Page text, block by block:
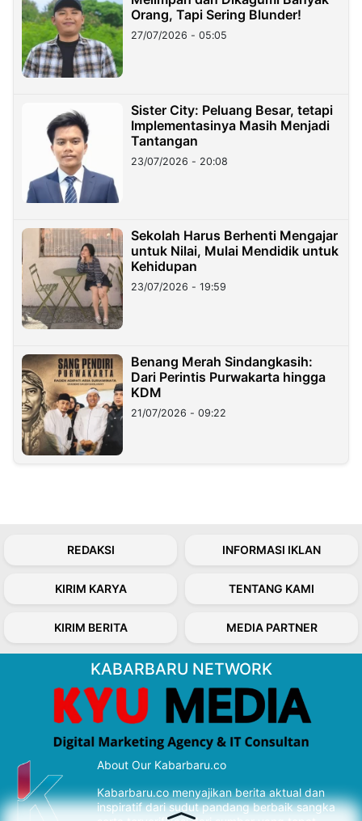
Orang, Tapi Sering Blunder!
27/07/2026 - 05:05
Sister City: Peluang Besar, tetapi
Implementasinya Masih Menjadi
Tantangan
23/07/2026 - 20:08
Sekolah Harus Berhenti Mengajar
untuk Nilai, Mulai Mendidik untuk
Kehidupan
23/07/2026 - 19:59
Benang Merah Sindangkasih:
Dari Perintis Purwakarta hingga
KDM
21/07/2026 - 09:22
REDAKSI INFORMASI IKLAN
KIRIM KARYA TENTANG KAMI
KIRIM BERITA MEDIA PARTNER
KABARBARU NETWORK
About Our Kabarbaru.co
Kabarbaru.co menyajikan berita aktual dan
inspiratif dari sudut pandang berbaik sangka